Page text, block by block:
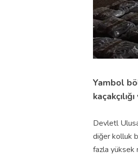
Yambol
Devletl
diğer kolluk
fazla yüksek